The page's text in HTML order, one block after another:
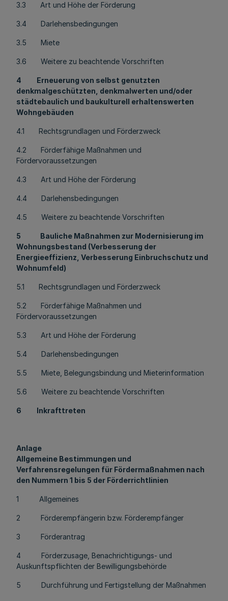
3.3 Art und Höhe der Förderung
3.4 Darlehensbedingungen
3.5 Miete
3.6 Weitere zu beachtende Vorschriften
4 Erneuerung von selbst genutzten
denkmalgeschützten, denkmalwerten und/oder
städtebaulich und baukulturell erhaltenswerten
Wohngebäuden
4.1 Rechtsgrundlagen und Förderzweck
4.2 Förderfähige Maßnahmen und
Fördervoraussetzungen
4.3 Art und Höhe der Förderung
4.4 Darlehensbedingungen
4.5 Weitere zu beachtende Vorschriften
5
Bauliche Maßnahmen zur Modernisierung im
Wohnungsbestand (Verbesserung der
Energieeffizienz, Verbesserung Einbruchschutz und
Wohnumfeld)
5.1 Rechtsgrundlagen und Förderzweck
5.2 Förderfähige Maßnahmen und
Fördervoraussetzungen
5.3 Art und Höhe der Förderung
5.4 Darlehensbedingungen
5.5 Miete, Belegungsbindung und Mieterinformation
5.6 Weitere zu beachtende Vorschriften
6 Inkrafttreten
Anlage
Allgemeine Bestimmungen und
Verfahrensregelungen für Fördermaßnahmen nach
den Nummern 1 bis 5 der Förderrichtlinien
1 Allgemeines
2 Förderempfängerin bzw. Förderempfänger
3 Förderantrag
4 Förderzusage, Benachrichtigungs- und
Auskunftspflichten der Bewilligungsbehörde
5 Durchführung und Fertigstellung der Maßnahmen